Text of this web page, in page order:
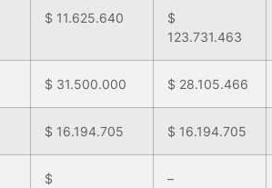
$ 11.625.640
$
123.731.463
$ 31.500.000 $ 28.105.466
$ 16.194.705 $ 16.194.705
$
–